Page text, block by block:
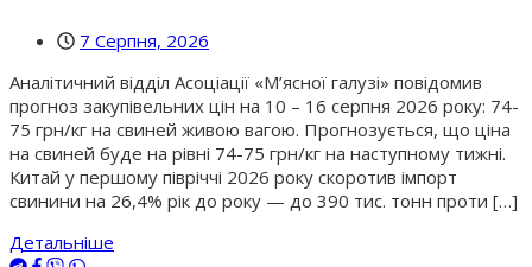
7 Серпня, 2026
Аналітичний відділ Асоціації «М’ясної галузі» повідомив
прогноз закупівельних цін на 10 – 16 серпня 2026 року: 74-
75 грн/кг на свиней живою вагою. Прогнозується, що ціна
на свиней буде на рівні 74-75 грн/кг на наступному тижні.
Китай у першому півріччі 2026 року скоротив імпорт
свинини на 26,4% рік до року — до 390 тис. тонн проти […]
Детальніше